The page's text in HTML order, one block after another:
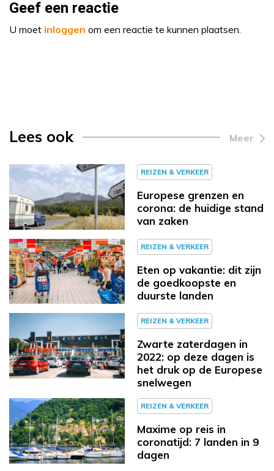
Geef een reactie
U moet inloggen om een reactie te kunnen plaatsen.
Lees ook Meer
REIZEN & VERKEER
Europese grenzen en
corona: de huidige stand
van zaken
REIZEN & VERKEER
Eten op vakantie: dit zijn
de goedkoopste en
duurste landen
REIZEN & VERKEER
Zwarte zaterdagen in
2022: op deze dagen is
het druk op de Europese
snelwegen
REIZEN & VERKEER
Maxime op reis in
coronatijd: 7 landen in 9
dagen